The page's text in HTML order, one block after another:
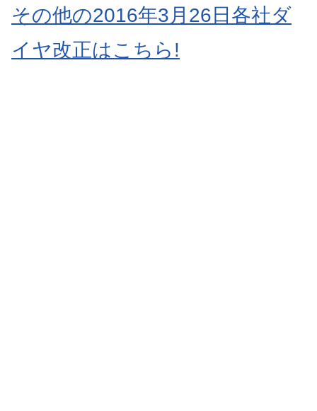
その他の2016年3月26日各社ダ
イヤ改正はこちら!